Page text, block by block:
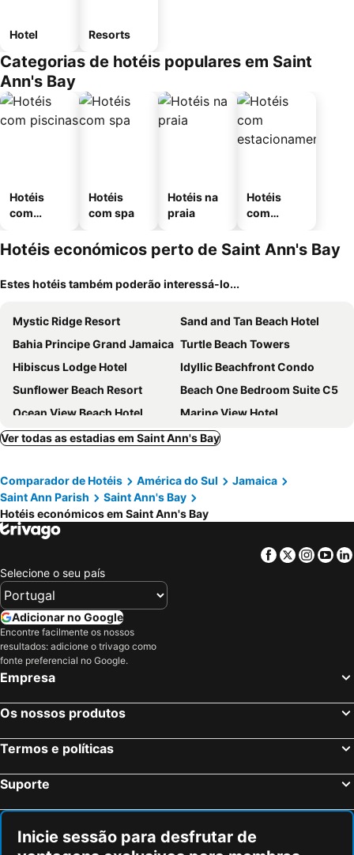
Hotel Resorts
Categorias de hotéis populares em Saint
Ann's Bay
Hotéis
com
Hotéis
com spa
Hotéis na
praia
Hotéis
com
mento
Hotéis económicos perto de Saint Ann's Bay
Estes hotéis também poderão interessá-lo...
Mystic Ridge Resort
Sand and Tan Beach Hotel
Bahia Principe Grand Jamaica Turtle Beach Towers
Hibiscus Lodge Hotel
Idyllic Beachfront Condo
Sunflower Beach Resort
Beach One Bedroom Suite C5
Ocean View Beach Hotel
Marine View Hotel
Silver Seas Hotel
Jamaica Inn
Jewel Runaway Bay Beach Resort & Waterpark
Ver todas as estadias em Saint Ann's Bay
Comparador de Hotéis América do Sul
Jamaica
Saint Ann Parish
Saint Ann's Bay
Hotéis económicos em Saint Ann's Bay
Facebook
Twitter
Selecione o seu país
Adicionar no Google
Encontre facilmente os nossos
resultados: adicione o trivago como
fonte preferencial no Google.
Empresa
Os nossos produtos
Termos e políticas
Suporte
Inicie sessão para desfrutar de